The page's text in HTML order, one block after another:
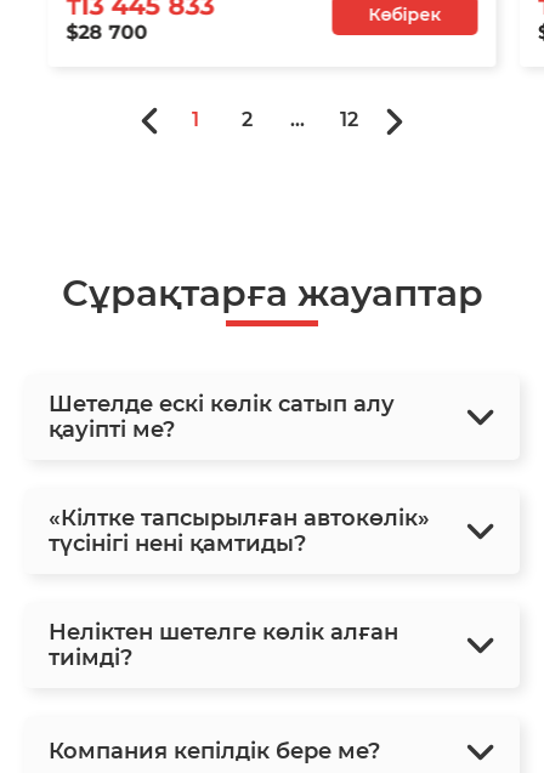
$28 700
Көбірек
1 2 ... 12
Сұрақтарға жауаптар
Шетелде ескі көлік сатып алу
қауіпті ме?
«Кілтке тапсырылған автокөлік»
түсінігі нені қамтиды?
Неліктен шетелге көлік алған
тиімді?
Компания кепілдік бере ме?